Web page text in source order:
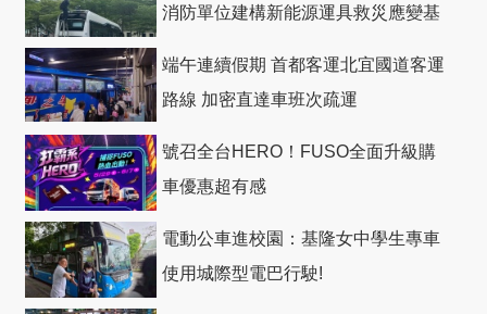
消防單位建構新能源運具救災應變基
端午連續假期 首都客運北宜國道客運
路線 加密直達車班次疏運
號召全台HERO！FUSO全面升級購
車優惠超有感
電動公車進校園：基隆女中學生專車
使用城際型電巴行駛!